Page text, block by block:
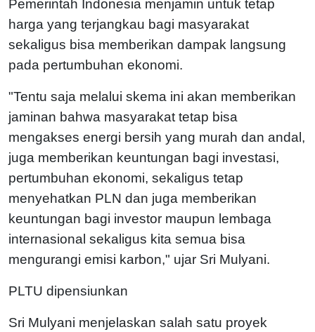
Pemerintah Indonesia menjamin untuk tetap
harga yang terjangkau bagi masyarakat
sekaligus bisa memberikan dampak langsung
pada pertumbuhan ekonomi.
"Tentu saja melalui skema ini akan memberikan
jaminan bahwa masyarakat tetap bisa
mengakses energi bersih yang murah dan andal,
juga memberikan keuntungan bagi investasi,
pertumbuhan ekonomi, sekaligus tetap
menyehatkan PLN dan juga memberikan
keuntungan bagi investor maupun lembaga
internasional sekaligus kita semua bisa
mengurangi emisi karbon," ujar Sri Mulyani.
PLTU dipensiunkan
Sri Mulyani menjelaskan salah satu proyek